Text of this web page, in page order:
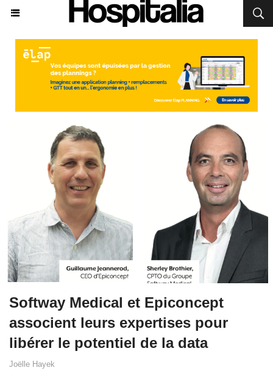
Softway Medical et Epiconcept
associent leurs expertises pour
libérer le potentiel de la data
Joëlle Hayek